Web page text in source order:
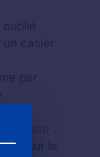
oublié
un casier
par
poste :
sur le